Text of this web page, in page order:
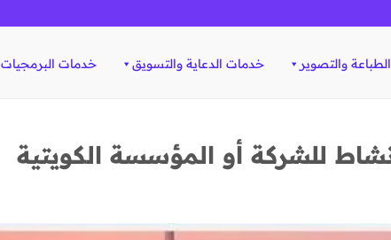
الطباعة والتصوير خدمات الدعاية والتسويق خدمات البرمجيات